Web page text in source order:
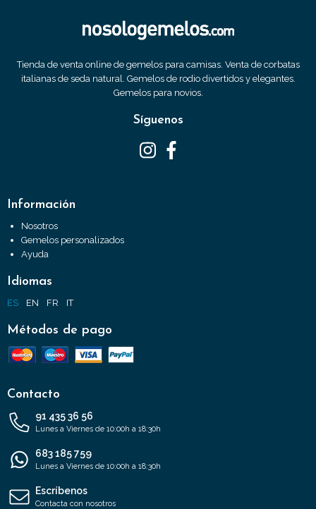
Tienda de venta online de gemelos para camisas. Venta de corbatas
italianas de seda natural. Gemelos de rodio divertidos y elegantes.
Gemelos para novios.
Síguenos
Información
Nosotros
Gemelos personalizados
Ayuda
Idiomas
ES EN FR IT
Métodos de pago
Contacto
91 435 36 56
Lunes a Viernes de 10:00h a 18:30h
683 185 759
Lunes a Viernes de 10:00h a 18:30h
Escríbenos
Contacta con nosotros